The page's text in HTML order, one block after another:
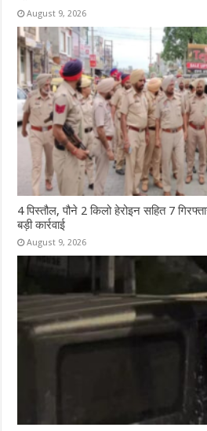
August 9, 2026
4 पिस्तौल, पौने 2 किलो हेरोइन सहित 7
बड़ी कार्रवाई
August 9, 2026